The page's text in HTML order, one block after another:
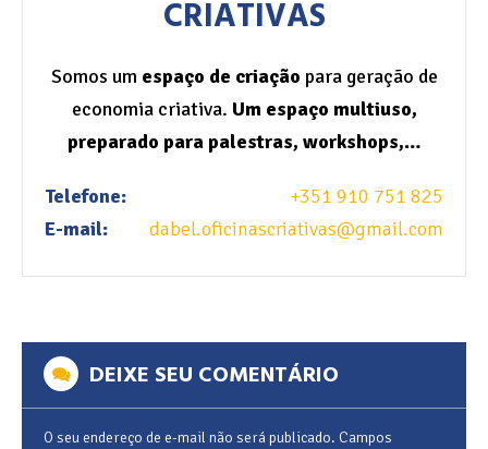
CRIATIVAS
Somos um espaço de criação para geração de
economia criativa. Um espaço multiuso,
preparado para palestras, workshops,…
Telefone:
+351 910 751 825
E-mail:
dabel.oficinascriativas@gmail.com
DEIXE SEU COMENTÁRIO
O seu endereço de e-mail não será publicado. Campos